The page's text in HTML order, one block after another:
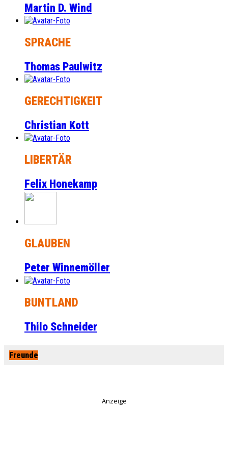
Martin D. Wind
SPRACHE
Thomas Paulwitz
GERECHTIGKEIT
Christian Kott
LIBERTÄR
Felix Honekamp
GLAUBEN
Peter Winnemöller
BUNTLAND
Thilo Schneider
Freunde
Anzeige